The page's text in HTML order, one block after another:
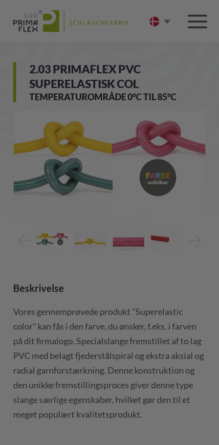
2.03 PRIMAFLEX PVC
SUPERELASTISK COL
TEMPERATUROMRÅDE 0°C TIL 85°C
Beskrivelse
Vores gennemprøvede produkt "Superelastic
color" kan fås i den farve, du ønsker, f.eks. i farven
på dit firmalogo. Specialslange fremstillet af to lag
PVC med belagt fjederstålspiral og ekstra aksial og
radial garnforstærkning. Denne konstruktion og
den unikke fremstillingsproces giver denne type
slange særlige egenskaber, hvilket gør den til et
meget populært kvalitetsprodukt.